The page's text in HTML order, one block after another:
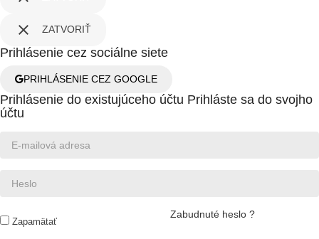
 ZATVORIŤ
Prihlásenie cez sociálne siete
PRIHLÁSENIE CEZ GOOGLE
Prihlásenie do existujúceho účtu Prihláste sa do svojho
účtu
Zapamätať
Zabudnuté heslo ?